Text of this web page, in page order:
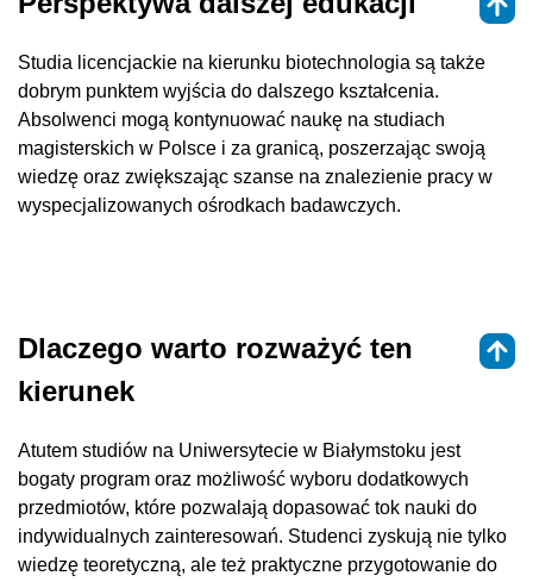
Studia licencjackie na kierunku biotechnologia są także
dobrym punktem wyjścia do dalszego kształcenia.
Absolwenci mogą kontynuować naukę na studiach
magisterskich w Polsce i za granicą, poszerzając swoją
wiedzę oraz zwiększając szanse na znalezienie pracy w
wyspecjalizowanych ośrodkach badawczych.
Dlaczego warto rozważyć ten
kierunek
Atutem studiów na Uniwersytecie w Białymstoku jest
bogaty program oraz możliwość wyboru dodatkowych
przedmiotów, które pozwalają dopasować tok nauki do
indywidualnych zainteresowań. Studenci zyskują nie tylko
wiedzę teoretyczną, ale też praktyczne przygotowanie do